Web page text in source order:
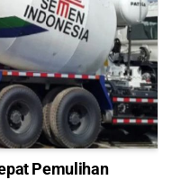
Pemulihan